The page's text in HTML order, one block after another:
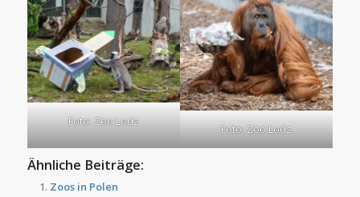
Foto: Zoo Lodz
Foto: Zoo Lodz
Ähnliche Beiträge:
Zoos in Polen